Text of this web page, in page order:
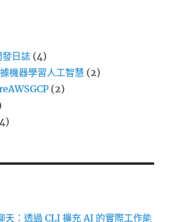
發日誌 (4)
機器學習人工智慧 (2)
(2)
天：透過 CLI 擴充 AI 的實際工作能